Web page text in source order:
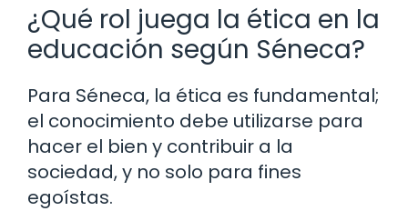
¿Qué rol juega la ética en la
educación según Séneca?
Para Séneca, la ética es fundamental;
el conocimiento debe utilizarse para
hacer el bien y contribuir a la
sociedad, y no solo para fines
egoístas.